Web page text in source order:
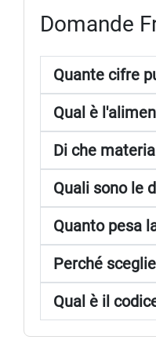
Domande
Quante cifre
Qual è
Di che
Quali sono le
Quanto pesa
Perché
Qual è il